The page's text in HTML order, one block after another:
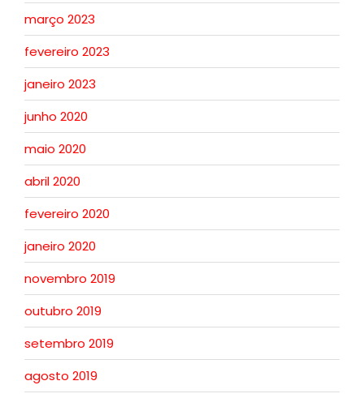
março 2023
fevereiro 2023
janeiro 2023
junho 2020
maio 2020
abril 2020
fevereiro 2020
janeiro 2020
novembro 2019
outubro 2019
setembro 2019
agosto 2019